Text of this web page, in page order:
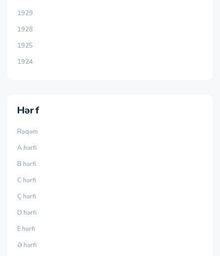
1929
1928
1925
1924
Hərf
Rəqəm
A hərfi
B hərfi
C hərfi
Ç hərfi
D hərfi
E hərfi
Ə hərfi